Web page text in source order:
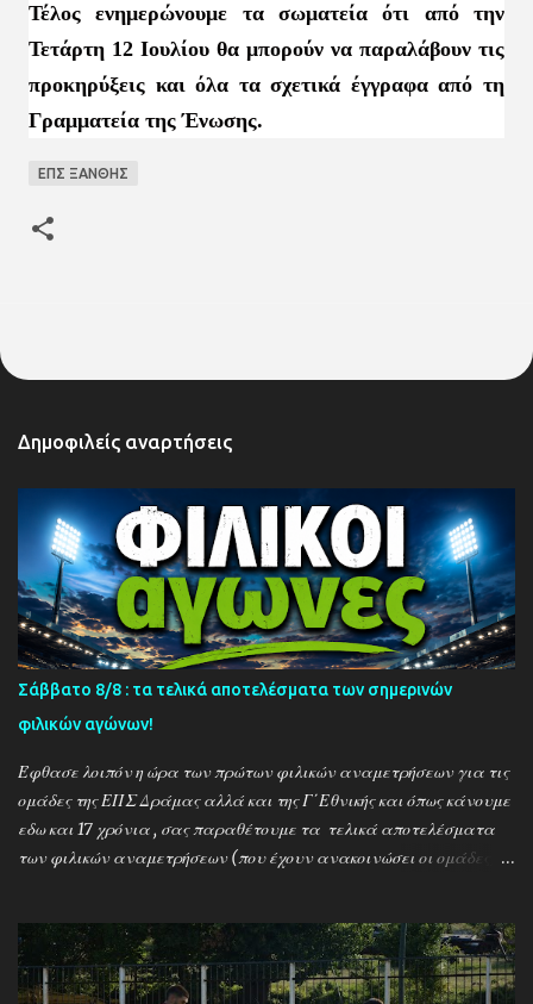
Τέλος ενημερώνουμε τα σωματεία ότι από την
Τετάρτη 12 Ιουλίου θα μπορούν να παραλάβουν τις
προκηρύξεις και όλα τα σχετικά έγγραφα από τη
Γραμματεία της Ένωσης.
ΕΠΣ ΞΑΝΘΗΣ
Δημοφιλείς αναρτήσεις
Σάββατο 8/8 : τα τελικά αποτελέσματα των σημερινών
φιλικών αγώνων!
Έφθασε λοιπόν η ώρα των πρώτων φιλικών αναμετρήσεων για τις
ομάδες της ΕΠΣ Δράμας αλλά και της Γ΄Εθνικής και όπως κάνουμε
εδω και 17 χρόνια , σας παραθέτουμε τα τελικά αποτελέσματα
των φιλικών αναμετρήσεων (που έχουν ανακοινώσει οι ομάδες) ....
Ξηροποτάμος - Νευροκοπι 2-2 Α.Ο. Καβάλα - Αγ. Αθανάσιος 5-1
Μαυρόβατος - Αμπελοκηποι 0-2 Κ17 ΠΑΟΚ - Προσοτσάνη 2-1